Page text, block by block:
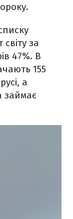
за
47%. В
155
а
займає